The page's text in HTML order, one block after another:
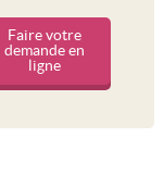
Faire votre
demande en
ligne